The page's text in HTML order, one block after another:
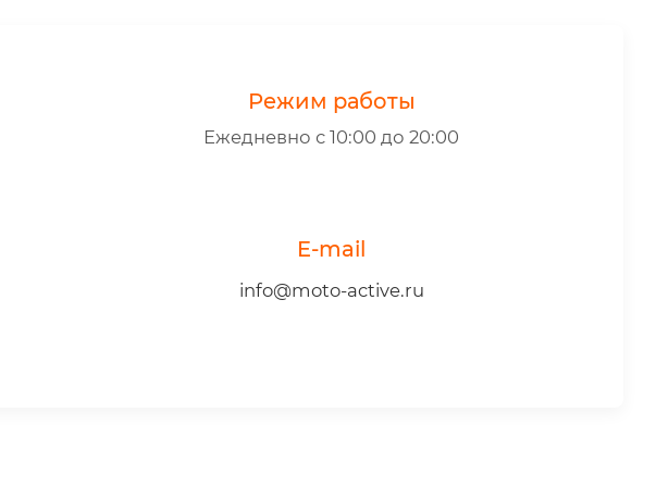
Режим работы
Ежедневно с 10:00 до 20:00
E-mail
info@moto-active.ru